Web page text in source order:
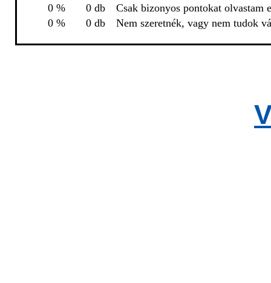
0 %
0 db
Csak bizonyos pontokat olvastam
0 %
0 db Nem szeretnék, vagy nem tudok